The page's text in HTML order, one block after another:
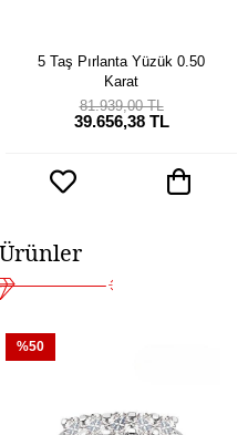
5 Taş Pırlanta Yüzük 0.50
Karat
39.656,38 TL
81.939,00 TL
%50